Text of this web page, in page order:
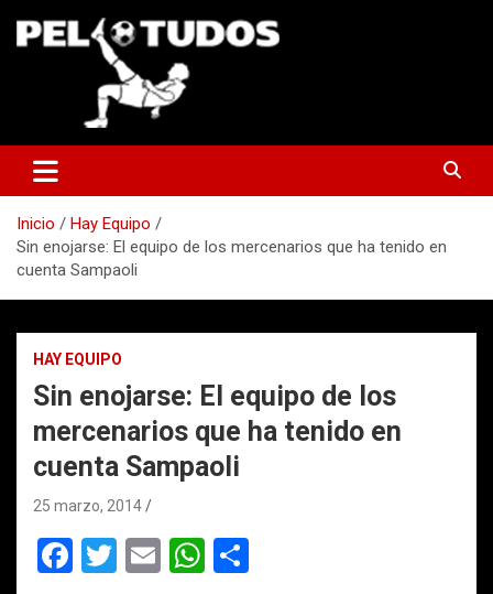
Inicio
Hay Equipo
Sin enojarse: El equipo de los mercenarios que ha tenido en
cuenta Sampaoli
HAY EQUIPO
Sin enojarse: El equipo de los
mercenarios que ha tenido en
cuenta Sampaoli
25 marzo, 2014
F
T
E
W